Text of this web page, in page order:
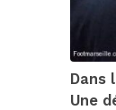
Dans
Une